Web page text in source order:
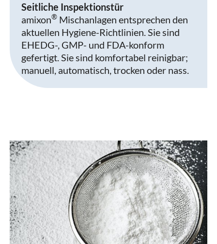
Seitliche Inspektionstür
amixon® Mischanlagen entsprechen den
aktuellen Hygiene-Richtlinien. Sie sind
EHEDG-, GMP- und FDA-konform
gefertigt. Sie sind komfortabel reinigbar;
manuell, automatisch, trocken oder nass.